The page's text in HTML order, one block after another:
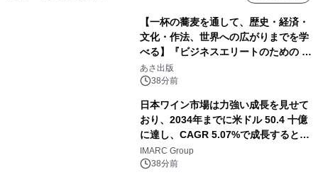
【一杯の蕎麦を通して、歴史・経済・
文化・作法、世界への広がりまでを学
べる】『ビジネスエリートのための 教
養としての蕎麦』2026年8月25日
（火）発売
あさ出版
38分前
日本ワイン市場は力強い成長を見せて
おり、2034年までに米ドル 50.4 十億
に達し、CAGR 5.07%で成長すると予
測IMARC Group
38分前